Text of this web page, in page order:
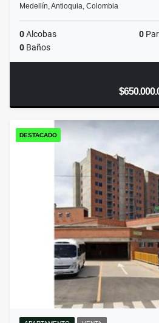
Medellín, Antioquia, Colombia
0Alcobas 0
0 Baños
DESTACADO